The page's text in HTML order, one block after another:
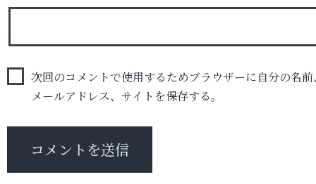
次回のコメントで使用するためブラウザーに自分の名前
メールアドレス、サイトを保存する。